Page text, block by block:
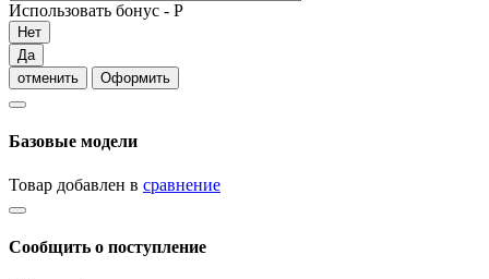
Использовать бонус - Р
Нет
Да
отменить
Оформить
Базовые модели
Товар добавлен в сравнение
Сообщить о поступление